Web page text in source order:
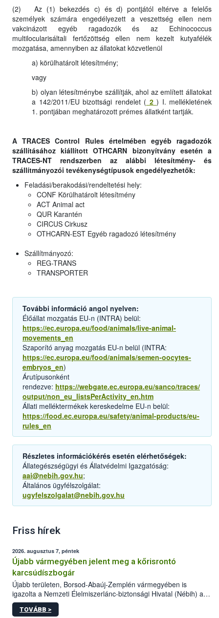
(2) Az (1) bekezdés c) és d) pontjától eltérve a felelős
személyek számára engedélyezett a veszettség ellen nem
vakcinázott egyéb ragadozók és az Echinococcus
multilocularisáltali fertőzöttség ellen nem kezelt kutyafélék
mozgatása, amennyiben az állatokat közvetlenül
a) körülhatárolt létesítmény;
vagy
b) olyan létesítménybe szállítják, ahol az említett állatokat
a 142/2011/EU bizottsági rendelet ( 2 ) I. mellékletének
1. pontjában meghatározott prémes állatként tartják.
A TRACES Control Rules értelmében egyéb ragadozók
szállításához kiállított OTHCARN bizonyítvány esetén a
TRACES-NT rendszerben az alábbi létesítmény- és
szállítmányozói tevékenységtípusok engedélyezhetők:
Feladási/berakodási/rendeltetési hely:
CONF Körülhatárolt létesítmény
ACT Animal act
QUR Karantén
CIRCUS Cirkusz
OTHCARN-EST Egyéb ragadozó létesítmény
Szállítmányozó:
REG-TRANS
TRANSPORTER
További információ angol nyelven:
Élőállat mozgatás EU-n (INTRA) belül:
https://ec.europa.eu/food/animals/live-animal-
movements_en
Szaporító anyag mozgatás EU-n belül (INTRA:
https://ec.europa.eu/food/animals/semen-oocytes-
embryos_en)
Árutípusonként
rendezve: https://webgate.ec.europa.eu/sanco/traces/
output/non_eu_listsPerActivity_en.htm
Állati melléktermékek kereskedelme EU-n belül:
https://food.ec.europa.eu/safety/animal-products/eu-
rules_en
Részletes információkérés esetén elérhetőségek:
Állategészségügyi és Állatvédelmi Igazgatóság:
aai@nebih.gov.hu;
Általános ügyfélszolgálat:
ugyfelszolgalat@nebih.gov.hu
Friss hírek
2026. augusztus 7, péntek
Újabb vármegyében jelent meg a kőrisrontó
karcsúdíszbogár
Újabb területen, Borsod-Abaúj-Zemplén vármegyében is
igazolta a Nemzeti Élelmiszerlánc-biztonsági Hivatal (Nébih) a
kőrisrontó karcsúdíszbogár (Agrilus planipennis) jelenlétét. A
kártevőt nem csak színcsapdában találták meg, de már fertőzött
TOVÁBB >